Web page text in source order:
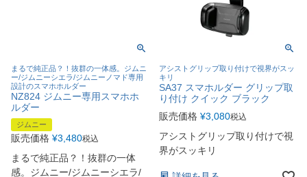
まるで純正品？！抜群の一体感。ジムニ
ー/ジムニーシエラ/ジムニーノマド専用
設計のスマホホルダー
NZ824 ジムニー専用スマホホ
ルダー
ジムニー
販売価格 ¥3,480税込
まるで純正品？！抜群の一体
感。ジムニー/ジムニーシエラ/
アシストグリップ取り付けで視界がスッ
キリ
SA37 スマホルダー グリップ取
り付け クイック ブラック
販売価格 ¥3,080税込
アシストグリップ取り付けで視
界がスッキリ